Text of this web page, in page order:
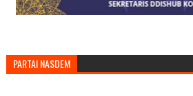
PARTAI NASDEM